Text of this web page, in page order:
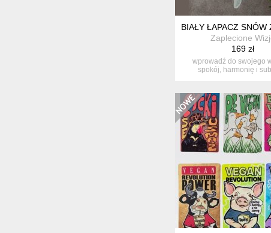
BIAŁY ŁAPACZ SNÓW
Zaplecione
169 zł
wprowadź do swojego
spokój, harmonię i